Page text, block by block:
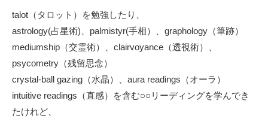
talot（タロット）を勉強したり、
astrology(占星術)、palmistyr(手相）、graphology（筆跡）
mediumship（交霊術）、clairvoyance（透視術）、
psycometry（残留思念）
crystal-ball gazing（水晶）、aura readings（オーラ）
intuitive readings（直感）を含む○○リーディングを学んでき
たけれど、